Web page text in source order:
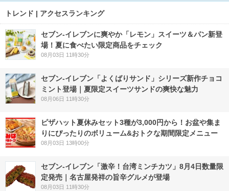
トレンド | アクセスランキング
セブン‐イレブンに爽やか「レモン」スイーツ＆パン新登
場！夏に食べたい限定商品をチェック
08月03日 11時30分
セブン‐イレブン「よくばりサンド」シリーズ新作チョコ
ミント登場｜夏限定スイーツサンドの爽快な魅力
08月06日 11時30分
ピザハット夏休みセット3種が3,000円から！お盆や集ま
りにぴったりのボリューム&おトクな期間限定メニュー
08月03日 13時00分
セブン-イレブン「激辛！台湾ミンチカツ」8月4日数量限
定発売｜名古屋発祥の旨辛グルメが登場
08月03日 11時30分